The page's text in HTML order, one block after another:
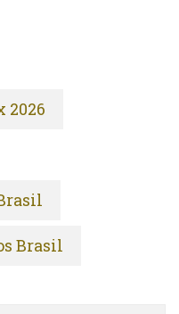
2026
Brasil